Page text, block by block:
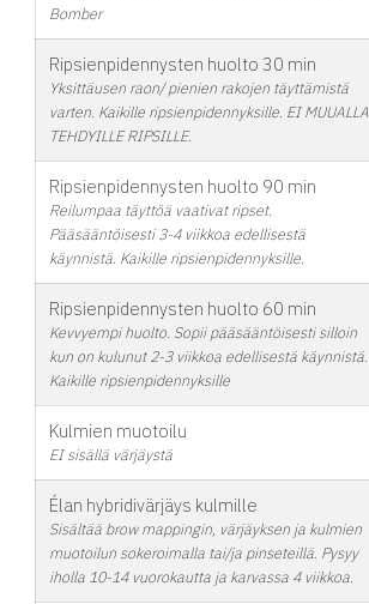
Bomber
Ripsienpidennysten huolto 30 min
Yksittäusen raon/ pienien rakojen täyttämistä
varten. Kaikille ripsienpidennyksille. EI MUUALLA
TEHDYILLE RIPSILLE.
Ripsienpidennysten huolto 90 min
Reilumpaa täyttöä vaativat ripset.
Pääsääntöisesti 3-4 viikkoa edellisestä
käynnistä. Kaikille ripsienpidennyksille.
Ripsienpidennysten huolto 60 min
Kevvyempi huolto. Sopii pääsääntöisesti silloin
kun on kulunut 2-3 viikkoa edellisestä käynnistä.
Kaikille ripsienpidennyksille
Kulmien muotoilu
EI sisällä värjäystä
Élan hybridivärjäys kulmille
Sisältää brow mappingin, värjäyksen ja kulmien
muotoilun sokeroimalla tai/ja pinseteillä. Pysyy
iholla 10-14 vuorokautta ja karvassa 4 viikkoa.